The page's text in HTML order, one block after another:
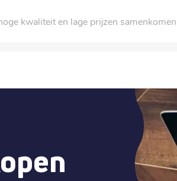
kwaliteit en lage prijzen samenkomen